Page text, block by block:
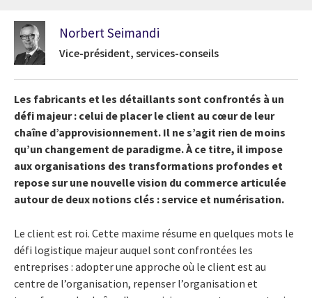
Norbert Seimandi
Vice-président, services-conseils
Les fabricants et les détaillants sont confrontés à un
défi majeur : celui de placer le client au cœur de leur
chaîne d’approvisionnement. Il ne s’agit rien de moins
qu’un changement de paradigme. À ce titre, il impose
aux organisations des transformations profondes et
repose sur une nouvelle vision du commerce articulée
autour de deux notions clés : service et numérisation.
Le client est roi. Cette maxime résume en quelques mots le
défi logistique majeur auquel sont confrontées les
entreprises : adopter une approche où le client est au
centre de l’organisation, repenser l’organisation et